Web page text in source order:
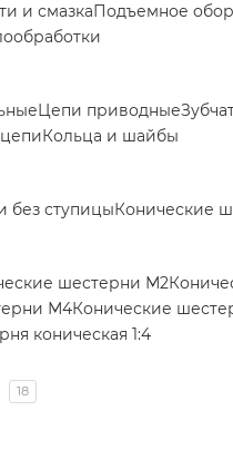
18
и смазкаПодъемное
Цепи приводные
Кольца и шайбы
без ступицыКонические
шестерни М2
М4Конические
коническая 1:4